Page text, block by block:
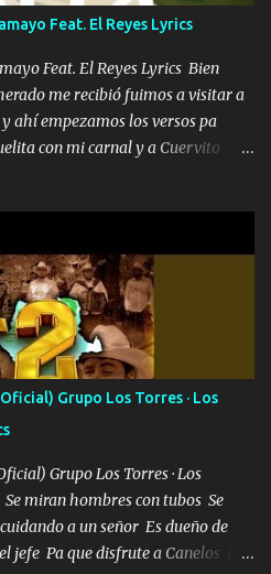
doy la mano al que su amigo y
No me paran aquí hay pa más
topar pues no hay de otra...
Feat. El Reyes Lyrics
Feat. El Reyes Lyrics Bien
me recibió fuimos a visitar a
ahí empezamos los versos pa
con mi carnal y a Cuervito
la Bandera por todita a la ciudad
De Tijuana Bulevares
ya hace falta mi APA FLACO
Aquí Pura GENTE DE LA RANA 🐸
CIUDAD TIJUANA Música Al
a cualquier necesidad no porque
al andar y nunca con la
Cuando ando de enamorado
Grupo Los Torres · Los
Grupo Los Torres · Los
miran hombres con tubos Se
a un señor Es dueño de
jefe Pa que disfrute a Canelos Es